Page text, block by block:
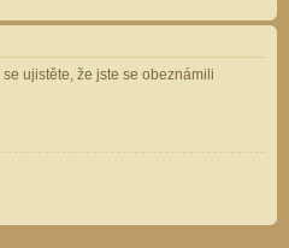
ujistěte, že jste se obeznámili